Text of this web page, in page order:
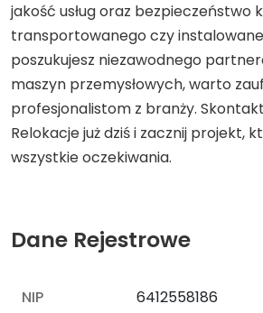
jakość usług oraz bezpieczeństwo
transportowanego czy
poszukujesz niezawodnego
maszyn przemysłowych, warto
profesjonalistom z branży.
Relokacje już dziś i zacznij projekt,
wszystkie oczekiwania.
Dane Rejestrowe
NIP 6412558186